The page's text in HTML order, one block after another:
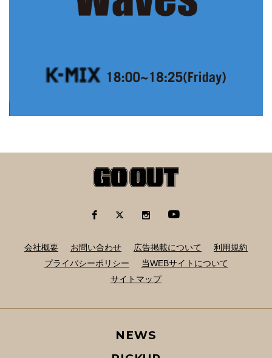
会社概要 お問い合わせ 広告掲載について
利用規約
プライバシーポリシー
当WEBサイトについて
サイトマップ
NEWS